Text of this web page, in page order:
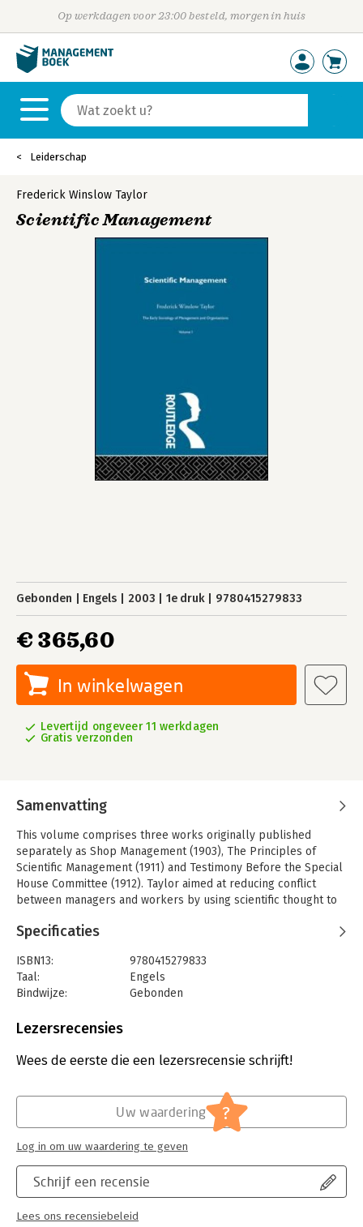
Op werkdagen voor 23:00 besteld, morgen in huis
Leiderschap
Frederick Winslow Taylor
Scientific Management
Gebonden Engels 2003 1e druk 9780415279833
€ 365,60
In winkelwagen
Levertijd ongeveer 11 werkdagen
Gratis verzonden
Samenvatting
This volume comprises three works originally published
separately as Shop Management (1903), The Principles of
Scientific Management (1911) and Testimony Before the Special
House Committee (1912). Taylor aimed at reducing conflict
between managers and workers by using scientific thought to
contrast to ideas prevalent at the time, Taylor maintained that
and working conditions, with high pay for success and loss in
case of failure. Scientific Management controversially
suggested that almost every act of the worker would have to
thus separating the planning of an act from its execution.
Specificaties
ISBN13:
9780415279833
Taal:
Engels
Bindwijze:
Gebonden
Uitgever:
Hoofdrubriek:
Leiderschap,Organisatiekunde,
Lezersrecensies
Wees de eerste die een lezersrecensie schrijft!
Schrijf een recensie
Lees ons recensiebeleid
Uw waardering ?
Log in om uw waardering te geven